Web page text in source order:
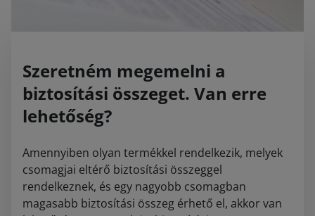
Szeretném megemelni a
biztosítási összeget. Van erre
lehetőség?
Amennyiben olyan termékkel rendelkezik, melyek
csomagjai eltérő biztosítási összeggel
rendelkeznek, és egy nagyobb csomagban
magasabb biztosítási összeg érhető el, akkor van